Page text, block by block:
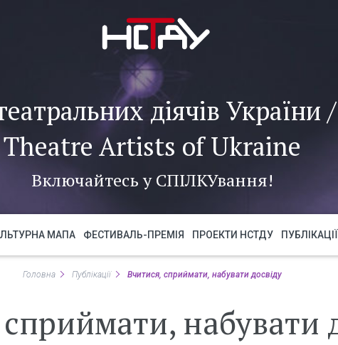
діячів
Theatre Artists of Ukraine
Включайтесь уСПІЛКУвання!
МАПА ФЕСТИВАЛЬ-ПРЕМІЯ ПРОЕКТИ НСТДУ ПУБЛІКАЦІЇ
Головна Публікації Вчитися, сприймати, набувати досвіду
набувати